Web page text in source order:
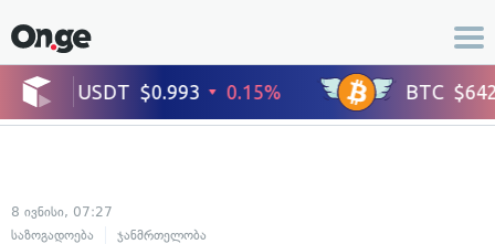
8 ივნისი, 07:27
საზოგადოება
ჯანმრთელობა